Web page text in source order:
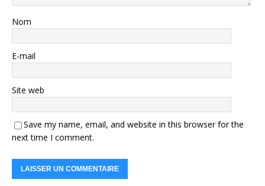
Nom
E-mail
Site web
Save my name, email, and website in this browser for the
next time I comment.